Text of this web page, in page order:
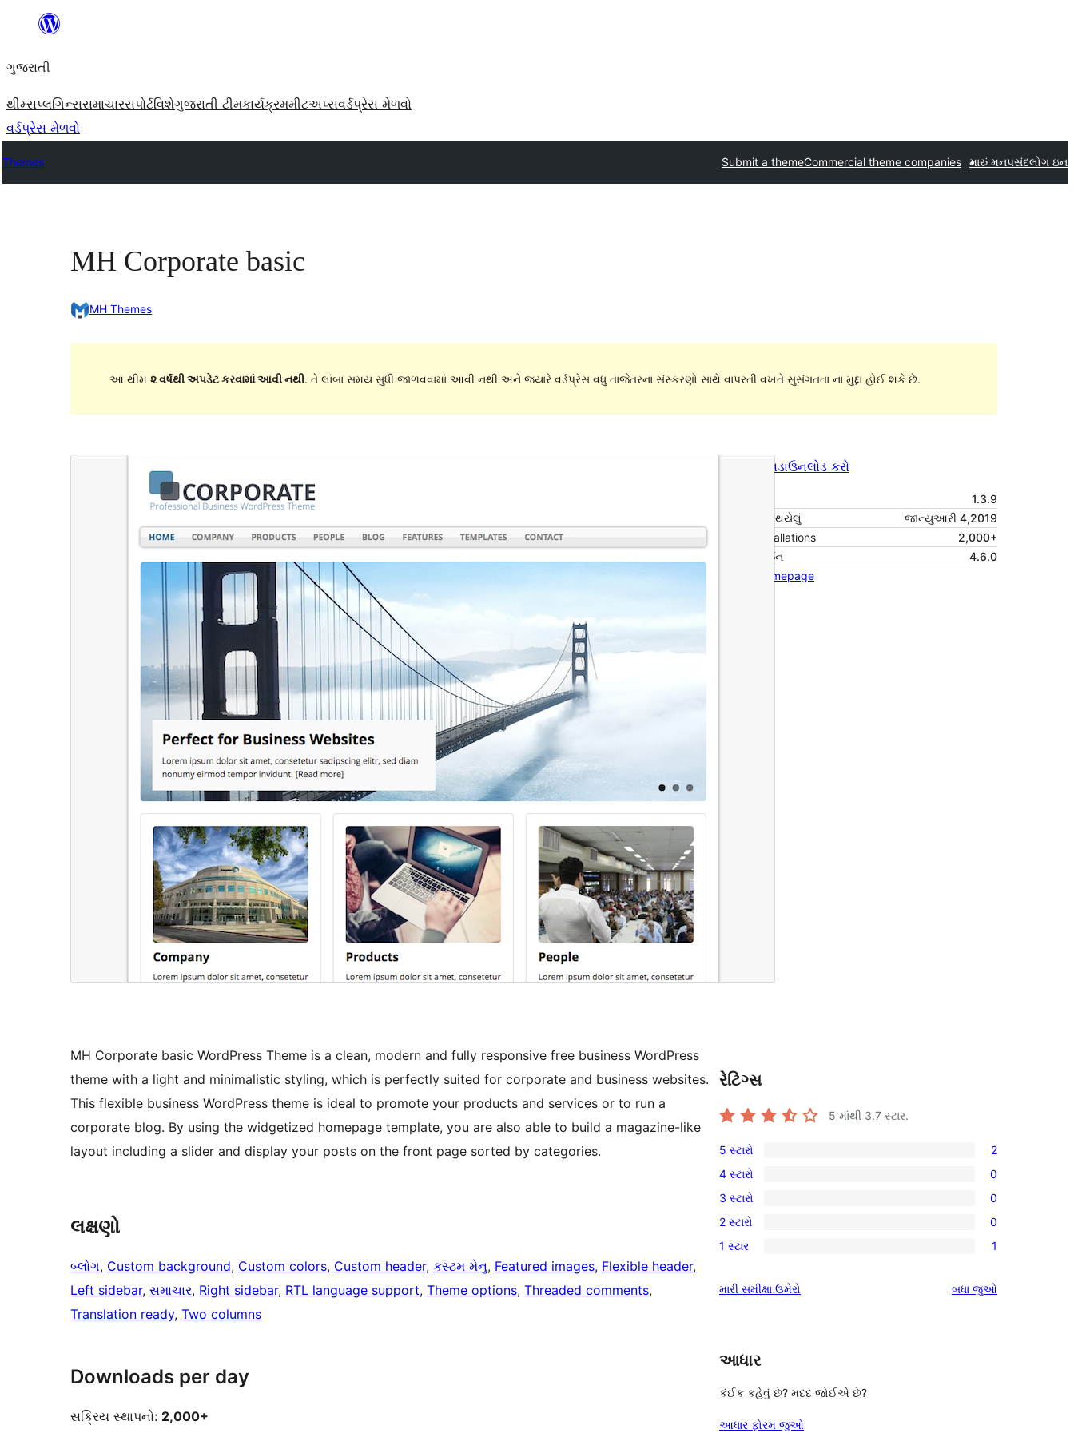
કંટેન્ટ(લખાણ)
જાઓ
ગુજરાતી
થીમ્સપ્લગિન્સસમાચારસપોર્ટવિશેગુજરાતી ટીમકાર્યક્રમમીટઅપ્સવર્ડપ્રેસ મેળવો
વર્ડપ્રેસ મેળવો
Themes Submit a themeCommercial theme companies મારું મનપસંદલોગ ઇન
MH Corporate basic
MH Themes
આ થીમ ૨ વર્ષથી અપડેટ કરવામાં આવી નથી. તે લાંબા સમય સુધી જાળવવામાં આવી નથી અને જ્યારે વર્ડપ્રેસ વધુ તાજેતરના સંસ્કરણો સાથે વાપરતી વખતે સુસંગતતા ના મુદ્દા હોઈ શકે છે.
પૂર્વાવલોકનડાઉનલોડ કરો
1.3.9
છેલે અપડેટ થયેલું
જાન્યુઆરી 4,2019
Active installations
2,000+
વર્ડપ્રેસ વર્ઝન
4.6.0
Theme homepage
MH Corporate basic WordPress Theme is a clean, modern and fully responsive free business WordPress
theme with a light and minimalistic styling, which is perfectly suited for corporate and business websites.
This flexible business WordPress theme is ideal to promote your products and services or to run a
corporate blog. By using the widgetized homepage template, you are also able to build a magazine-like
layout including a slider and display your posts on the front page sorted by categories.
લક્ષણો
બ્લોગ, Custom background, Custom colors, Custom header, કસ્ટમ મેનુ, Featured images, Flexible header
Left sidebar, સમાચાર, Right sidebar, RTL language support, Theme options, Threaded comments
Translation ready, Two columns
Downloads per day
સક્રિય સ્થાપનો: 2,000+
રેટિંગ્સ
5 માંથી 3.7 સ્ટાર.
2
5-
સ્ટાર
સમીક્ષાઓ
5 સ્ટારો 2
0
4-
સ્ટાર
સમીક્ષાઓ
4 સ્ટારો 0
0
3-
સ્ટાર
3 સ્ટારો 0
0
2-
સમીક્ષાઓ
2 સ્ટારો 0
1
સ્ટાર
1 સ્ટાર 1
મારી સમીક્ષા ઉમેરો બધા સમીક્ષાઓ
જુઓ
આધાર
કંઈક કહેવું છે? મદદ જોઈએ છે?
આધાર ફોરમ જુઓ